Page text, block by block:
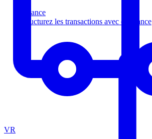
Finance
Structurez les transactions avec confiance
VR